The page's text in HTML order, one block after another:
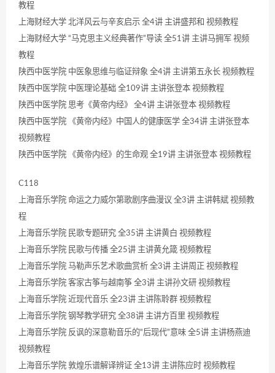
教程
上海财经大学 北洋风云与辛亥启示 全4讲 主讲盛邦和 视频教程
上海财经大学 “马克思主义经典著作”导读 全51讲 主讲马拥军 视频
教程
陕西中医学院 中医象思维与临证辩象 全4讲 主讲第五永长 视频教程
陕西中医学院 中医理论基础 全109讲 主讲张登本 视频教程
陕西中医学院 思考《黄帝内经》 全4讲 主讲张登本 视频教程
陕西中医学院 《黄帝内经》中国人的健康医学 全34讲 主讲张登本
视频教程
陕西中医学院 《黄帝内经》的生命观 全19讲 主讲张登本 视频教程
C118
上海音乐学院 命运之力威尔第歌剧序曲漫议 全3讲 主讲韩斌 视频教
程
上海音乐学院 民歌专题研究 全35讲 主讲黄白 视频教程
上海音乐学院 民歌与传播 全25讲 主讲黄允箴 视频教程
上海音乐学院 马勒声乐艺术歌曲赏析 全3讲 主讲周正 视频教程
上海音乐学院 客家古筝与越南筝 全3讲 主讲孙文研 视频教程
上海音乐学院 近现代音乐 全23讲 主讲陈聆群 视频教程
上海音乐学院 钢琴教学研究 全38讲 主讲方百里 视频教程
上海音乐学院 反讽的深意勒音乐的“后现代”意味 全5讲 主讲杨燕迪
视频教程
上海音乐学院 敦煌乐谱解译辨证 全13讲 主讲陈应时 视频教程